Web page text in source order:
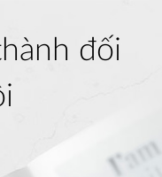
đối